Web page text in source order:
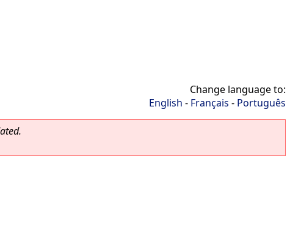
Change language to:
English - Français - Português